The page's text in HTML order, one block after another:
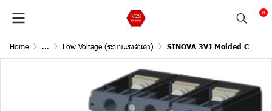
0
Home ... Low Voltage (ระบบแรงดันต่ำ) SINOVA 3VJ Molded Case Circuit Breakers / 3Pole, 55kA@415V AC, 50/60Hz (Current In 100A)